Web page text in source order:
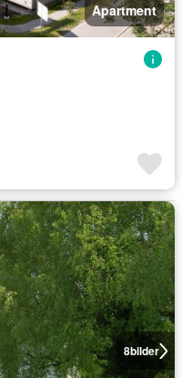
Apartment
8bilder